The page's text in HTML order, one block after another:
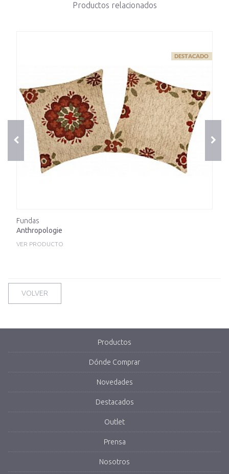
Productos relacionados
Fundas
Anthropologie
VER PRODUCTO
VOLVER
Productos
Dónde Comprar
Novedades
Destacados
Outlet
Prensa
Nosotros